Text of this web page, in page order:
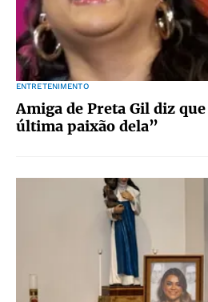
ENTRETENIMENTO
Amiga de Preta Gil diz
última paixão dela”